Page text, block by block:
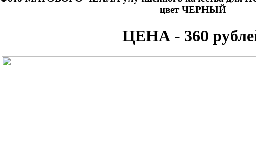
цвет ЧЕРНЫЙ
ЦЕНА - 360